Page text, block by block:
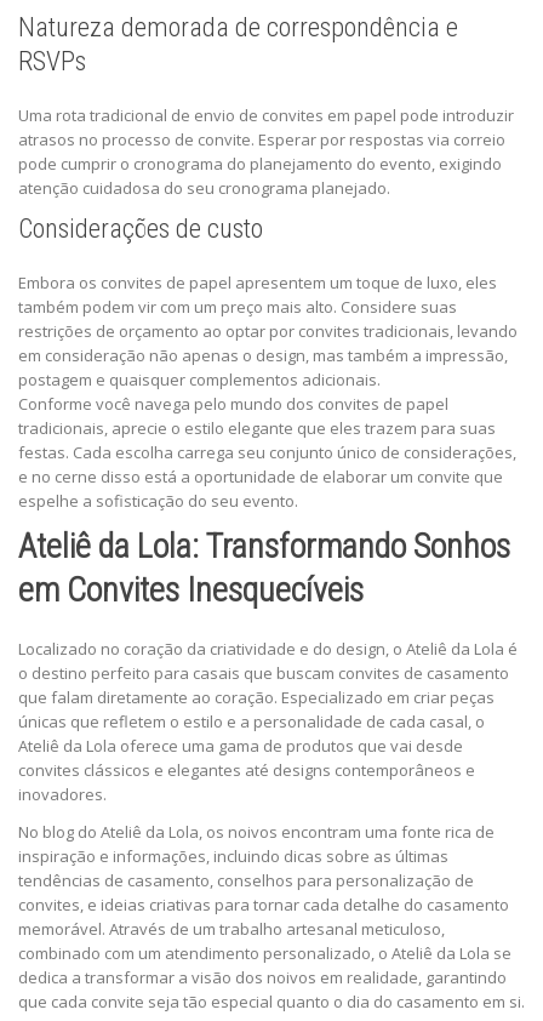
Natureza demorada de correspondência e
RSVPs
Uma rota tradicional de envio de convites em papel pode introduzir
atrasos no processo de convite. Esperar por respostas via correio
pode cumprir o cronograma do planejamento do evento, exigindo
atenção cuidadosa do seu cronograma planejado.
Considerações de custo
Embora os convites de papel apresentem um toque de luxo, eles
também podem vir com um preço mais alto. Considere suas
restrições de orçamento ao optar por convites tradicionais, levando
em consideração não apenas o design, mas também a impressão,
postagem e quaisquer complementos adicionais.
Conforme você navega pelo mundo dos convites de papel
tradicionais, aprecie o estilo elegante que eles trazem para suas
festas. Cada escolha carrega seu conjunto único de considerações,
e no cerne disso está a oportunidade de elaborar um convite que
espelhe a sofisticação do seu evento.
Ateliê da Lola: Transformando Sonhos
em Convites Inesquecíveis
Localizado no coração da criatividade e do design, o Ateliê da Lola é
o destino perfeito para casais que buscam convites de casamento
que falam diretamente ao coração. Especializado em criar peças
únicas que refletem o estilo e a personalidade de cada casal, o
Ateliê da Lola oferece uma gama de produtos que vai desde
convites clássicos e elegantes até designs contemporâneos e
inovadores.
No blog do Ateliê da Lola, os noivos encontram uma fonte rica de
inspiração e informações, incluindo dicas sobre as últimas
tendências de casamento, conselhos para personalização de
convites, e ideias criativas para tornar cada detalhe do casamento
memorável. Através de um trabalho artesanal meticuloso,
combinado com um atendimento personalizado, o Ateliê da Lola se
dedica a transformar a visão dos noivos em realidade, garantindo
que cada convite seja tão especial quanto o dia do casamento em si.